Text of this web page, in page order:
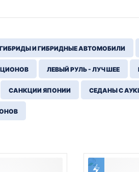
ГИБРИДЫ И ГИБРИДНЫЕ АВТОМОБИЛИ
ЛЕВЫЙ РУЛЬ - ЛУЧШЕЕ
САНКЦИИ ЯПОНИИ СЕДАНЫ С